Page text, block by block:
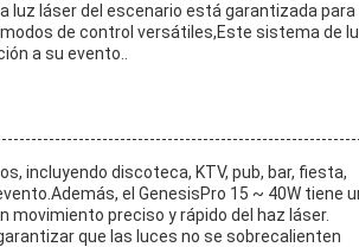
luz láser del escenario está garantizada para
de control versátiles,Este sistema de
a su evento..
incluyendo discoteca, KTV, pub, bar, fiesta,
el GenesisPro 15 ~ 40W tiene
preciso y rápido del haz láser.
que las luces no se sobrecalienten